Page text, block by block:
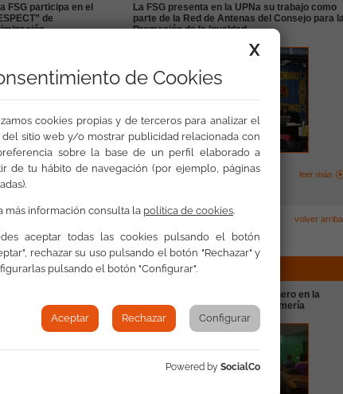
FSG participa en el
de
leer más
La FSG presenta en la UPNa su trabajo como
parte de la Red de Antenas del Consejo para la
Promoción de la Igualdad
leer más
volver arriba
Autónomas
a través de la red
Charla contra la violencia de género en la
barriada de los Almendros de Almería
X
de Cookies
cookies propias y de terceros para analizar el
del sitio web y/o mostrar publicidad relacionada con
sobre la base de un perfil elaborado a
de tu hábito de navegación (por ejemplo, páginas
más información consulta la política de cookies.
aceptar todas las cookies pulsando el botón
rechazar su uso pulsando el botón "Rechazar" y
pulsando el botón "Configurar".
Aceptar Rechazar Configurar
Powered by SocialCo